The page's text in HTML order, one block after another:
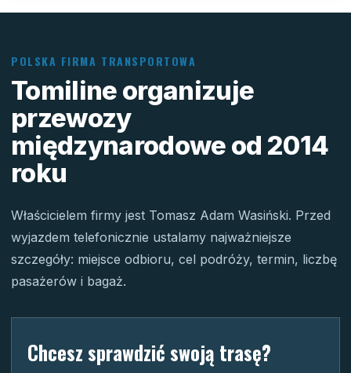
POLSKA FIRMA TRANSPORTOWA
Tomiline organizuje
przewozy
międzynarodowe od 2014
roku
Właścicielem firmy jest Tomasz Adam Wasiński. Przed
wyjazdem telefonicznie ustalamy najważniejsze
szczegóły: miejsce odbioru, cel podróży, termin, liczbę
pasażerów i bagaż.
Chcesz sprawdzić swoją trasę?